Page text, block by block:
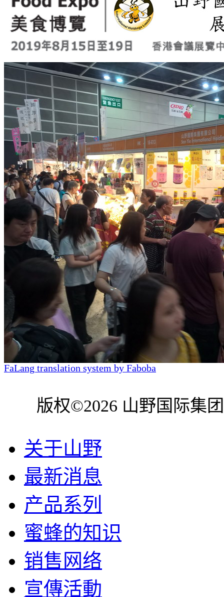
FaLang translation system by Faboba
版权©2026 山野国际集
关于山野
最新消息
产品系列
蜜蜂的知识
销售网络
宣傳活動